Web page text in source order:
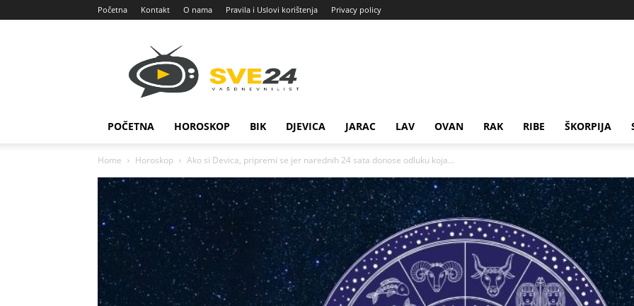
Početna Kontakt O nama Pravila i Uslovi korištenja Privacy policy
POČETNA HOROSKOP BIK DJEVICA JARAC LAV OVAN RAK RIBE ŠKORPIJA
Home Horoskop Ako si Devica, pripremi se jer narednih 24 sata donose odluku koja...